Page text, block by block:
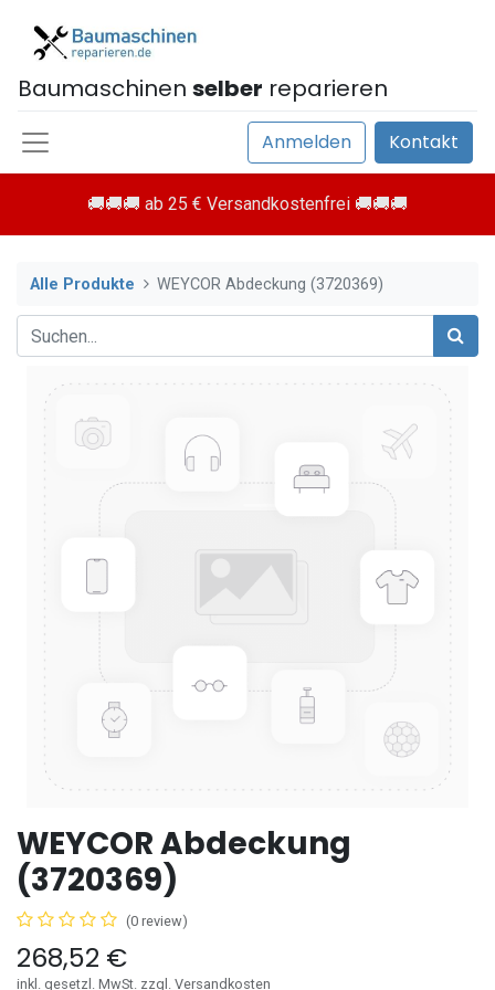
Baumaschinen selber reparieren
Anmelden Kontakt
🚚🚚🚚 ab 25 € Versandkostenfrei 🚚🚚🚚
Alle Produkte WEYCOR Abdeckung (3720369)
WEYCOR Abdeckung
(3720369)
(0 review)
268,52 €
inkl. gesetzl. MwSt. zzgl. Versandkosten